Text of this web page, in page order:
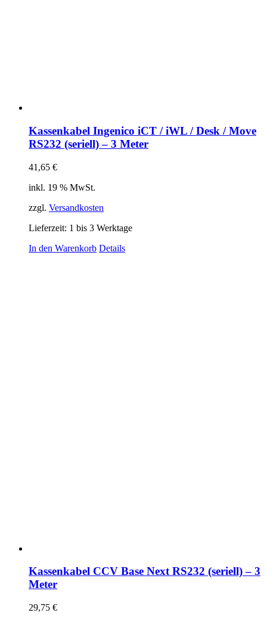
Kassenkabel Ingenico iCT / iWL / Desk / Move
RS232 (seriell) – 3 Meter
41,65 €
inkl. 19 % MwSt.
zzgl. Versandkosten
Lieferzeit: 1 bis 3 Werktage
In den Warenkorb Details
Kassenkabel CCV Base Next RS232 (seriell) – 3
Meter
29,75 €